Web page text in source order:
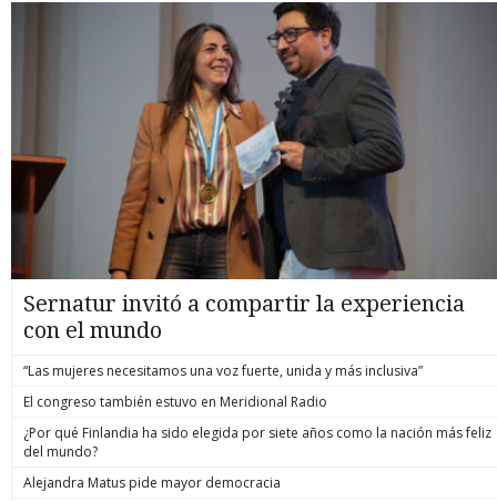
Sernatur invitó a compartir la experiencia
con el mundo
“Las mujeres necesitamos una voz fuerte, unida y más inclusiva”
El congreso también estuvo en Meridional Radio
¿Por qué Finlandia ha sido elegida por siete años como la nación más feliz
del mundo?
Alejandra Matus pide mayor democracia